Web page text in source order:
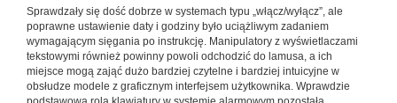
Sprawdzały się dość dobrze w systemach typu „włącz/wyłącz”, ale
poprawne ustawienie daty i godziny było uciążliwym zadaniem
wymagającym sięgania po instrukcję. Manipulatory z wyświetlaczami
tekstowymi również powinny powoli odchodzić do lamusa, a ich
miejsce mogą zająć dużo bardziej czytelne i bardziej intuicyjne w
obsłudze modele z graficznym interfejsem użytkownika. Wprawdzie